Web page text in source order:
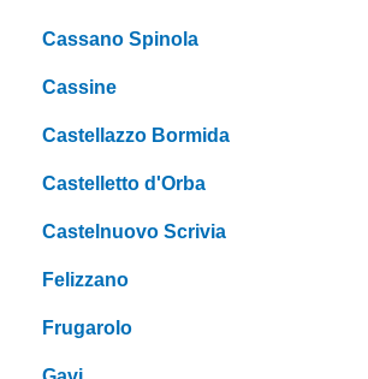
Cassano Spinola
Cassine
Castellazzo Bormida
Castelletto d'Orba
Castelnuovo Scrivia
Felizzano
Frugarolo